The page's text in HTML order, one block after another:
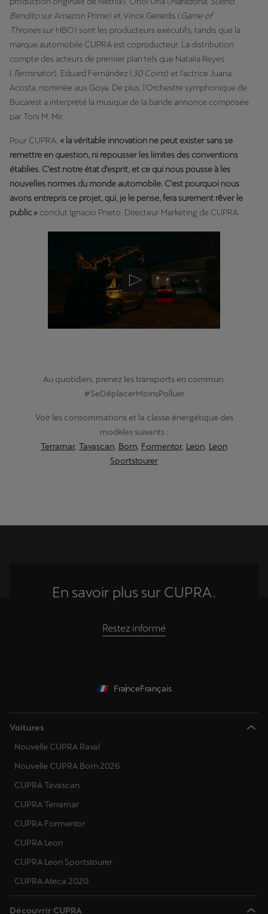
Benditosur Amazon Prime) et Vince Gerardis (Game of
Thronessur HBO) sont les producteurs exécutifs, tandis que la
marque automobile CUPRA est coproducteur. La distribution
compte des acteurs de premier plan tels que Natalia Reyes
( Terminator), Eduard Fernández ( 30 Coins) et l'actrice Juana
Acosta, nominée aux Goya. De plus, l'Orchestre symphonique de
Bucarest a interprété la musique de la bande annonce composée
par Toni M. Mir.
Pour CUPRA, « la véritable innovation ne peut exister sans se
remettre en question, ni repousser les limites des conventions
établies. C'est notre état d'esprit, et ce qui nous pousse à les
nouvelles normes du monde automobile. C'est pourquoi nous
avons entrepris ce projet, qui, je le pense, fera surement rêver le
public » conclut Ignacio Prieto, Directeur Marketing de CUPRA.
Au quotidien, prenez les transports en commun.
#SeDéplacerMoinsPolluer
Voir les consommations et la classe énergétique des
modèles suivants :
Terramar, Tavascan Born Formentor, Leon Leon
Sportstourer
En savoir plus sur CUPRA.
Restez informé
FranceFrançais
Voitures
Nouvelle CUPRA Raval
Nouvelle CUPRA Born 2026
CUPRA Tavascan
CUPRA Terramar
CUPRA Formentor
CUPRA Leon
CUPRA Leon Sportstourer
CUPRA Ateca 2020
Découvrir CUPRA